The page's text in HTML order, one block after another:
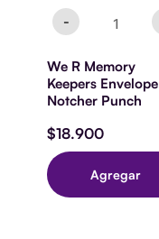
-
We R Memory
Keepers Envelope
Notcher Punch
$18.900
Agregar